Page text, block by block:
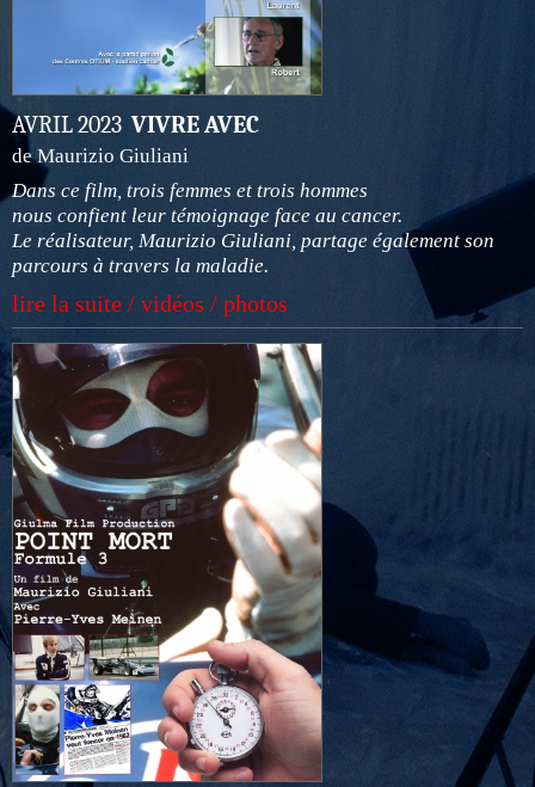
AVRIL 2023 VIVRE AVEC
de Maurizio Giuliani
Dans ce film, trois femmes et trois hommes
nous confient leur témoignage face au cancer.
Le réalisateur, Maurizio Giuliani, partage également son
parcours à travers la maladie.
lire la suite / vidéos / photos